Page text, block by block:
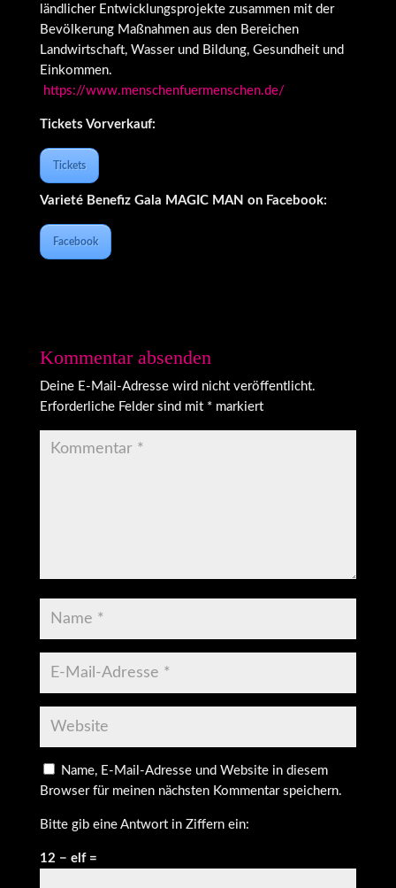
ländlicher Entwicklungsprojekte zusammen mit der
Bevölkerung Maßnahmen aus den Bereichen
Landwirtschaft, Wasser und Bildung, Gesundheit und
Einkommen.
https://www.menschenfuermenschen.de/
Tickets Vorverkauf:
Tickets
Varieté Benefiz Gala MAGIC MAN on Facebook:
Facebook
Kommentar absenden
Deine E-Mail-Adresse wird nicht veröffentlicht.
Erforderliche Felder sind mit *markiert
Name, E-Mail-Adresse und Website in diesem
Browser für meinen nächsten Kommentar speichern.
Bitte gib eine Antwort in Ziffern ein:
12 − elf =